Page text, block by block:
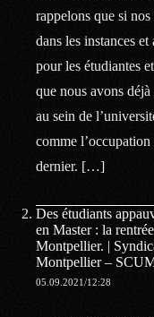
rappelons que si
dans les instances
pour les étudiantes
que nous avons
au sein de
comme
dernier. […]
Des étudiants
en Master : la
Montpellier. |
Montpellier –
05.09.2021/12:28